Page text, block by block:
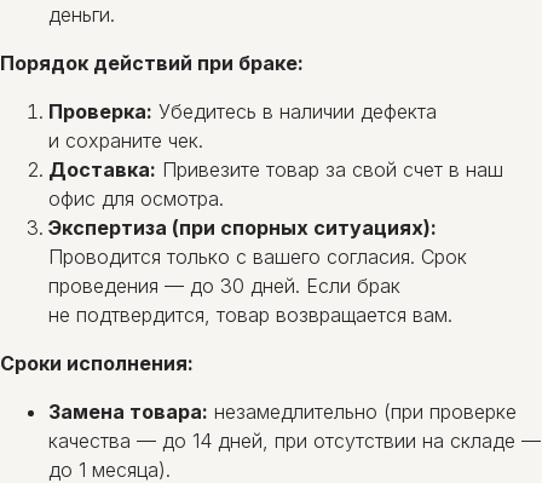
деньги.
Порядок действий при браке:
Проверка: Убедитесь в наличии дефекта
и сохраните чек.
Доставка: Привезите товар за свой счет в наш
офис для осмотра.
Экспертиза (при спорных ситуациях):
Проводится только с вашего согласия. Срок
проведения — до 30 дней. Если брак
не подтвердится, товар возвращается вам.
Сроки исполнения:
Замена товара: незамедлительно (при проверке
качества — до 14 дней, при отсутствии на складе —
до 1 месяца).